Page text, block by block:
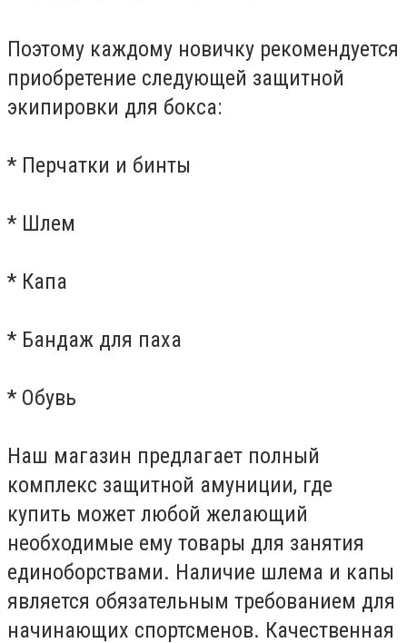
Поэтому каждому новичку рекомендуется
приобретение следующей защитной
экипировки для бокса:
* Перчатки и бинты
* Шлем
* Капа
* Бандаж для паха
* Обувь
Наш магазин предлагает полный
комплекс защитной амуниции, где
купить может любой желающий
необходимые ему товары для занятия
единоборствами. Наличие шлема и капы
является обязательным требованием для
начинающих спортсменов. Качественная